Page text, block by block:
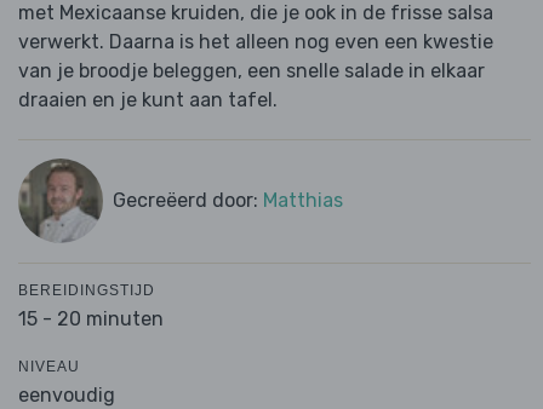
met Mexicaanse kruiden, die je ook in de frisse salsa
verwerkt. Daarna is het alleen nog even een kwestie
van je broodje beleggen, een snelle salade in elkaar
draaien en je kunt aan tafel.
Gecreëerd door: Matthias
BEREIDINGSTIJD
15 - 20 minuten
NIVEAU
eenvoudig